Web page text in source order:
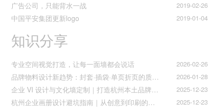
2019-02-26
广告公司，只能背水一战
2019-01-04
中国平安集团更新logo
知识分享
2026-02-26
专业空间视觉打造，让每一面墙都会说话
2026-01-28
品牌物料设计新趋势：封套·插袋·单页折页的质感升级之道
2025-12-23
企业 VI 设计与文化墙定制｜打造杭州本土品牌专属视觉符号
2025-12-23
杭州企业画册设计避坑指南｜从创意到印刷的全流程把控